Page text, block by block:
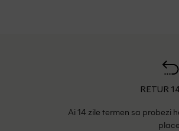
RETUR
Ai 14 zile termen sa probezi